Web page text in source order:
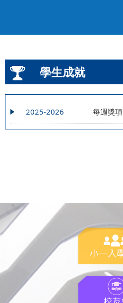
學生成就
2025-2026 每週獎項